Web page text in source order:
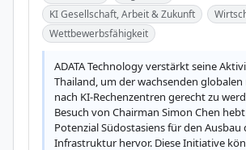
KI Gesellschaft, Arbeit & Zukunft
Wettbewerbsfähigkeit
ADATA Technology verstärkt seine
Thailand, um der wachsenden globalen
nach KI-Rechenzentren gerecht zu
Besuch von Chairman Simon Chen
Potenzial Südostasiens für den Ausbau
Infrastruktur hervor. Diese Initiative